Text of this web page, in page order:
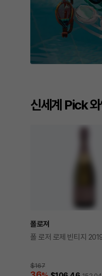
신세계 Pick
폴로져
폴 로저 로제 빈티지
$167